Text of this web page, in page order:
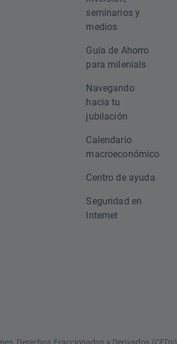
seminarios y
medios
Guía de Ahorro
para milenials
Navegando
hacia tu
jubilación
Calendario
macroeconómico
Centro de ayuda
Seguridad en
Internet